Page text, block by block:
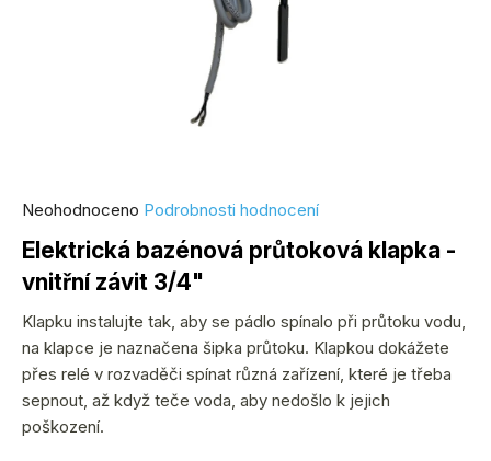
Elektrická bazénová průtoková klapka -
vnitřní závit 3/4"
Průměrné
hodnocení
produktu
je
0,0
z
5
hvězdiček.
Neohodnoceno Podrobnosti hodnocení
Klapku instalujte tak, aby se pádlo spínalo při průtoku vodu,
na klapce je naznačena šipka průtoku. Klapkou dokážete
přes relé v rozvaděči spínat různá zařízení, které je třeba
sepnout, až když teče voda, aby nedošlo k jejich
poškození.